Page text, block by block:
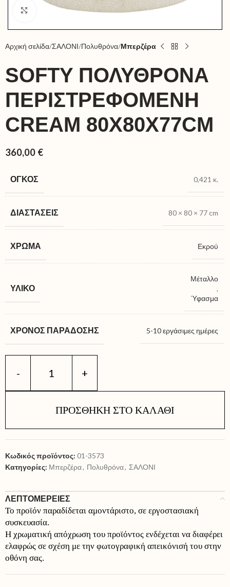
Click to enlarge
Αρχική σελίδα ΣΑΛΟΝΙ Πολυθρόνα Μπερζέρα
SOFTY ΠΟΛΥΘΡΟΝΑ
ΠΕΡΙΣΤΡΕΦΟΜΕΝΗ
CREAM 80X80X77CM
360,00 €
ΌΓΚΟΣ 0,421 κ.
ΔΙΑΣΤΆΣΕΙΣ 80 × 80 × 77 cm
ΧΡΏΜΑ Εκρού
ΥΛΙΚΌ
Μέταλλο
,
Ύφασμα
ΧΡΌΝΟΣ ΠΑΡΆΔΟΣΗΣ 5-10 εργάσιμες ημέρες
ΠΡΟΣΘΉΚΗ ΣΤΟ ΚΑΛΆΘΙ
Κωδικός προϊόντος: 01-3573
Κατηγορίες: Μπερζέρα, Πολυθρόνα, ΣΑΛΟΝΙ
ΛΕΠΤΟΜΕΡΕΙΕΣ
Το προϊόν παραδίδεται αμοντάριστο, σε εργοστασιακή
συσκευασία.
Η χρωματική απόχρωση του προϊόντος ενδέχεται να διαφέρει
ελαφρώς σε σχέση με την φωτογραφική απεικόνισή του στην
οθόνη σας.